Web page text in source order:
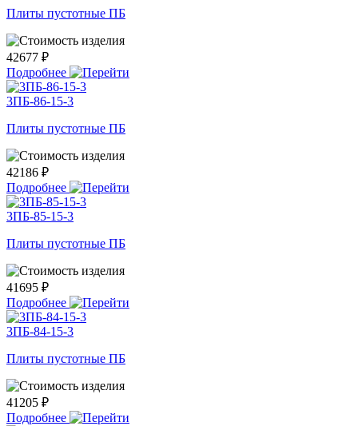
Плиты пустотные ПБ
42677 ₽
Подробнее
3ПБ-86-15-3
Плиты пустотные ПБ
42186 ₽
Подробнее
3ПБ-85-15-3
Плиты пустотные ПБ
41695 ₽
Подробнее
3ПБ-84-15-3
Плиты пустотные ПБ
41205 ₽
Подробнее